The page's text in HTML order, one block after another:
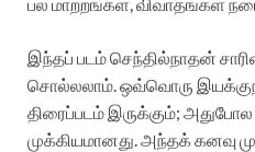
இந்தப் படம் செந்தில்நாதன்
சொல்லலாம். ஒவ்வொரு
திரைப்படம் இருக்கும்;
முக்கியமானது. அந்தக் கனவு